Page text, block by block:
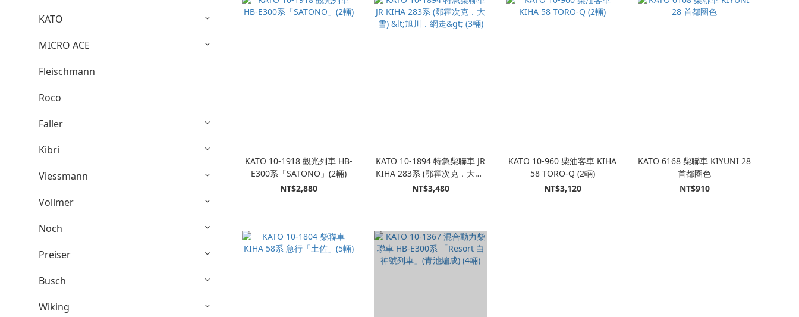
KATO
MICRO ACE
Fleischmann
Roco
Faller
Kibri
Viessmann
Vollmer
Noch
Preiser
Busch
Wiking
KATO 10-1918 觀光列車 HB-
E300系「SATONO」(2輛)
NT$2,880
KATO 10-1894 特急柴聯車 JR
KIHA 283系 (鄂霍次克．大雪)
<旭川．網走> (3輛)
NT$3,480
KATO 10-960 柴油客車 KIHA
58 TORO-Q (2輛)
NT$3,120
KATO 6168 柴聯車 KIYUNI 28
首都圈色
NT$910